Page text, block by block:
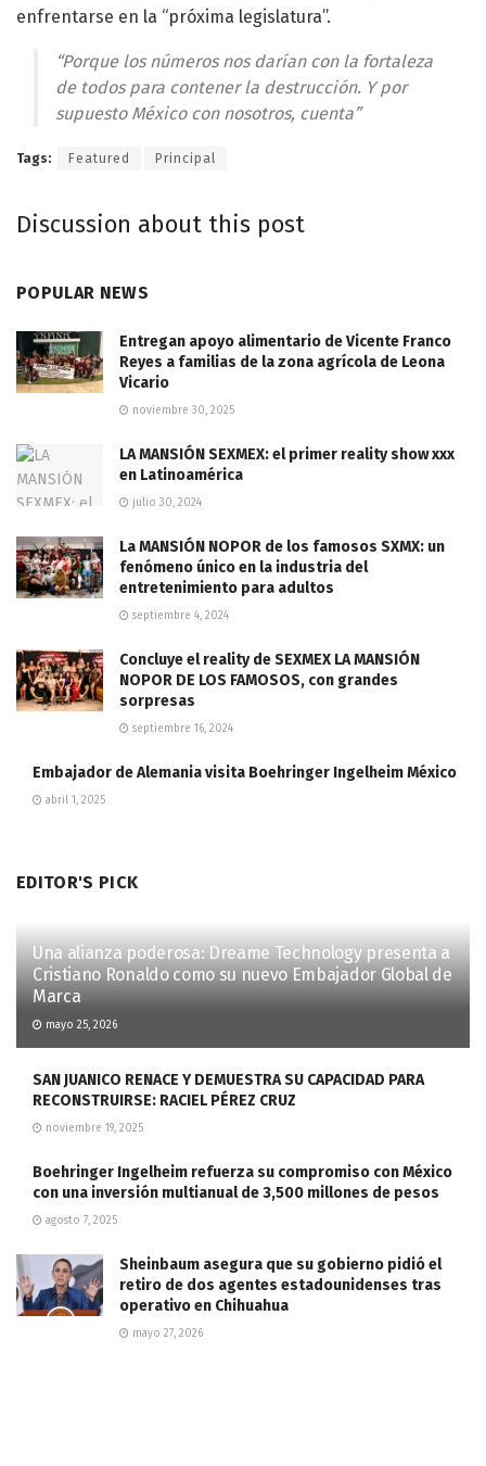
enfrentarse en la “próxima legislatura”.
“Porque los números nos darían con la fortaleza
de todos para contener la destrucción. Y por
supuesto México con nosotros, cuenta”
Tags: Featured Principal
Discussion about this post
POPULAR NEWS
Entregan apoyo alimentario de Vicente Franco
Reyes a familias de la zona agrícola de Leona
Vicario
noviembre 30, 2025
LA MANSIÓN SEXMEX: el primer reality show xxx
en Latinoamérica
julio 30, 2024
La MANSIÓN NOPOR de los famosos SXMX: un
fenómeno único en la industria del
entretenimiento para adultos
septiembre 4, 2024
Concluye el reality de SEXMEX LA MANSIÓN
NOPOR DE LOS FAMOSOS, con grandes
sorpresas
septiembre 16, 2024
Embajador de Alemania visita Boehringer Ingelheim México
abril 1, 2025
EDITOR'S PICK
Una alianza poderosa: Dreame Technology presenta a
Cristiano Ronaldo como su nuevo Embajador Global de
Marca
mayo 25, 2026
SAN JUANICO RENACE Y DEMUESTRA SU CAPACIDAD PARA
RECONSTRUIRSE: RACIEL PÉREZ CRUZ
noviembre 19, 2025
Boehringer Ingelheim refuerza su compromiso con México
con una inversión multianual de 3,500 millones de pesos
agosto 7, 2025
Sheinbaum asegura que su gobierno pidió el
retiro de dos agentes estadounidenses tras
operativo en Chihuahua
mayo 27, 2026